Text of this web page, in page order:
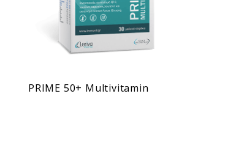
PRIME 50+ Multivitamin